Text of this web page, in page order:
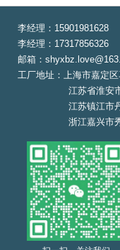
李经理：15901981628
李经理：17317856326
邮箱：
工厂地址：上海市嘉定
江苏省淮安市盱眙
江苏镇江市丹徒
浙江嘉兴市秀洲